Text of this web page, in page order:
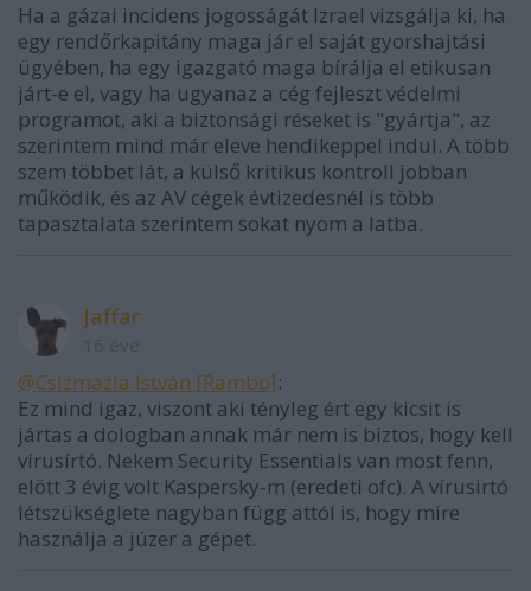
Ha a gázai incidens jogosságát Izrael vizsgálja ki, ha
egy rendőrkapitány maga jár el saját gyorshajtási
ügyében, ha egy igazgató maga bírálja el etikusan
járt-e el, vagy ha ugyanaz a cég fejleszt védelmi
programot, aki a biztonsági réseket is "gyártja", az
szerintem mind már eleve hendikeppel indul. A több
szem többet lát, a külső kritikus kontroll jobban
működik, és az AV cégek évtizedesnél is több
tapasztalata szerintem sokat nyom a latba.
Jaffar
@Csizmazia István [Rambo]:
Ez mind igaz, viszont aki tényleg ért egy kicsit is
jártas a dologban annak már nem is biztos, hogy kell
vírusírtó. Nekem Security Essentials van most fenn,
elött 3 évig volt Kaspersky-m (eredeti ofc). A vírusirtó
létszükséglete nagyban függ attól is, hogy mire
használja a júzer a gépet.